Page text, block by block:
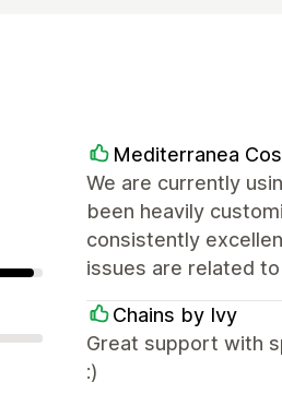
Mediterranea
We are currently
been heavily
consistently
issues are related
Chains by Ivy
Great support with
:)